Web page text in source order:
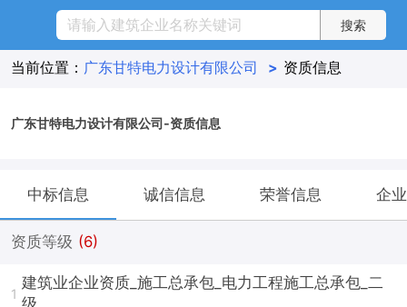
当前位置： 广东甘特电力设计有限公司 > 资质信息
广东甘特电力设计有限公司-资质信息
中标信息 诚信信息 荣誉信息 企
资质等级 (6)
1
建筑业企业资质_施工总承包_电力工程施工总承包_二